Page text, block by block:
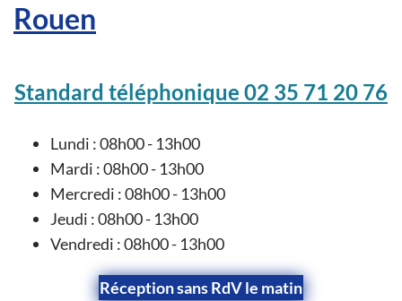
Rouen
Standard téléphonique 02 35 71 20 76
Lundi : 08h00 - 13h00
Mardi : 08h00 - 13h00
Mercredi : 08h00 - 13h00
Jeudi : 08h00 - 13h00
Vendredi : 08h00 - 13h00
Réception sans RdV le matin